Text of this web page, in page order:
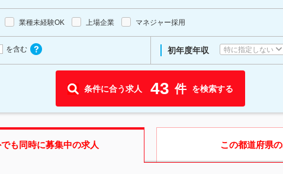
業種未経験OK 上場企業 マネジャー採用
を含む 初年度年収 特に指定しない
条件に合う求人 43 件 を検索する
も同時に募集中の求人 この都道府県